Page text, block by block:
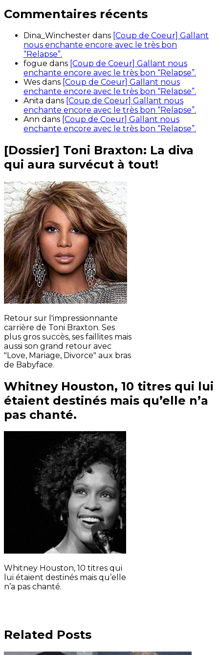
Commentaires récents
Dina_Winchester dans [Coup de Coeur] Gallant
nous enchante encore avec le très bon
“Relapse”.
fogue dans [Coup de Coeur] Gallant nous
enchante encore avec le très bon “Relapse”.
Wes dans [Coup de Coeur] Gallant nous
enchante encore avec le très bon “Relapse”.
Anita dans [Coup de Coeur] Gallant nous
enchante encore avec le très bon “Relapse”.
Ann dans [Coup de Coeur] Gallant nous
enchante encore avec le très bon “Relapse”.
[Dossier] Toni Braxton: La diva
qui aura survécut à tout!
Retour sur l'impressionnante
carrière de Toni Braxton. Ses
plus gros succès, ses faillites mais
aussi son grand retour avec
"Love, Mariage, Divorce" aux bras
de Babyface.
Whitney Houston, 10 titres qui lui
étaient destinés mais qu’elle n’a
pas chanté.
Whitney Houston, 10 titres qui
lui étaient destinés mais qu’elle
n’a pas chanté.
Related Posts